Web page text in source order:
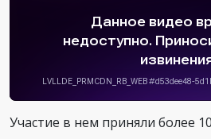
Участие в нем приняли более